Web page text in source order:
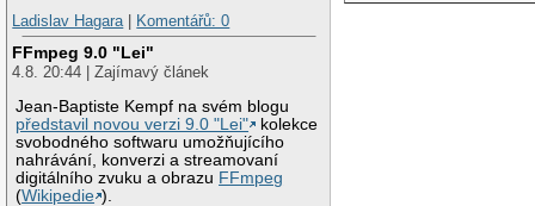
Ladislav Hagara| Komentářů: 0
FFmpeg 9.0 "Lei"
4.8. 20:44 | Zajímavý článek
Jean-Baptiste Kempf na svém blogu
představil novou verzi 9.0 "Lei"
kolekce
svobodného softwaru umožňujícího
nahrávání, konverzi a streamovaní
digitálního zvuku a obrazu FFmpeg
(Wikipedie ).